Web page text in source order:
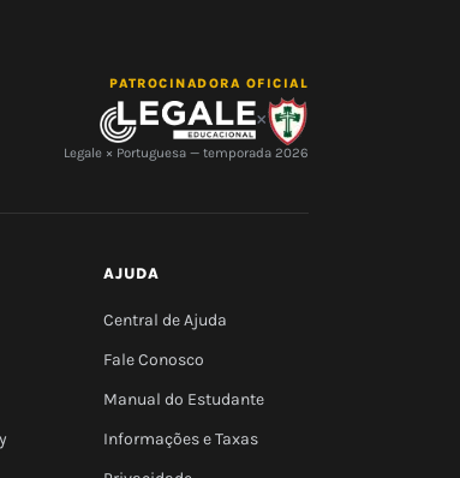
PATROCINADORA OFICIAL
×
Legale × Portuguesa — temporada 2026
AJUDA
Central de Ajuda
Fale Conosco
Manual do Estudante
Informações e Taxas